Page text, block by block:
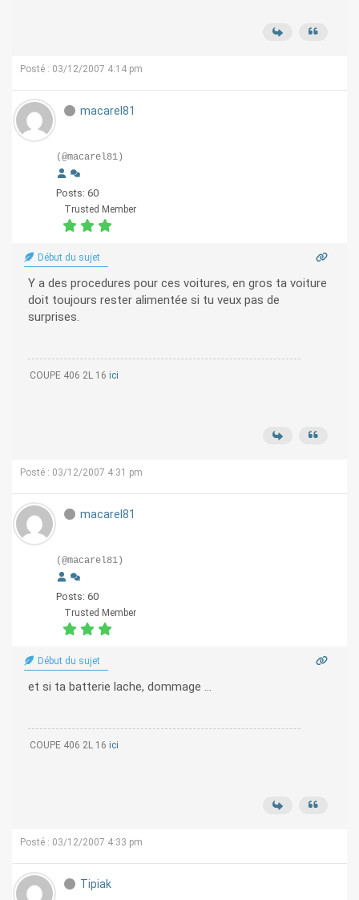
Posté : 03/12/2007 4:14 pm
macarel81
(@macarel81)
Posts: 60
Trusted Member
Début du sujet
Y a des procedures pour ces voitures, en gros ta voiture
doit toujours rester alimentée si tu veux pas de
surprises.
COUPE 406 2L 16 ici
Posté : 03/12/2007 4:31 pm
macarel81
(@macarel81)
Posts: 60
Trusted Member
Début du sujet
et si ta batterie lache, dommage ...
COUPE 406 2L 16 ici
Posté : 03/12/2007 4:33 pm
Tipiak